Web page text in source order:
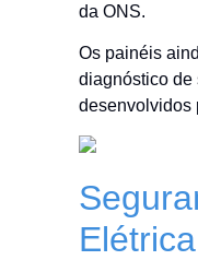
da ONS.
Os painéis
diagnóstico de
desenvolvidos
Elétrica